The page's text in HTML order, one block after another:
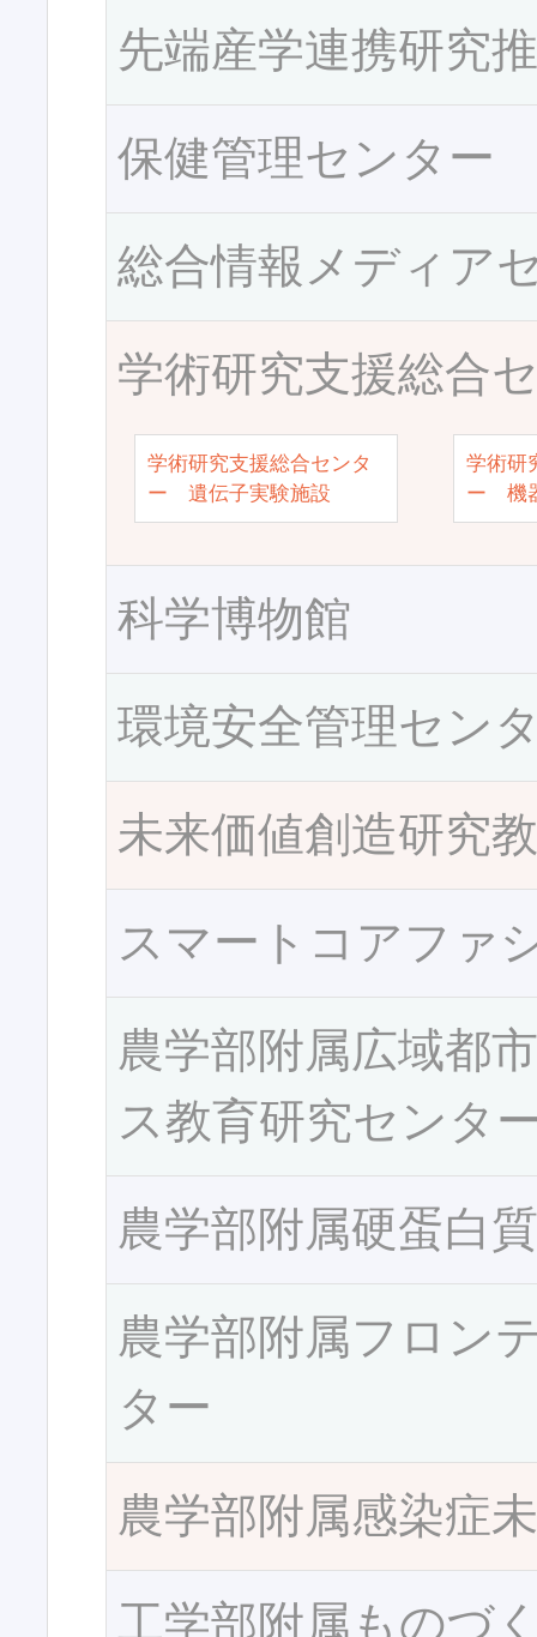
先端産学連携研究
保健管理センター
総合情報メディア
学術研究支援総合
学術研究支援総合センタ
ー 遺伝子実験施設
学術研
ー 機
科学博物館
環境安全管理セン
未来価値創造研究
スマートコアファ
農学部附属広域都
ス教育研究センタ
農学部附属硬蛋白
農学部附属フロン
ター
農学部附属感染症
工学部附属ものづ